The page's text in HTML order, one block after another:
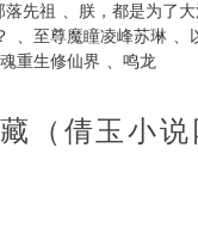
落先祖 朕，都是为了大
至尊魔瞳凌峰苏琳
重生修仙界 鸣龙
（倩玉小